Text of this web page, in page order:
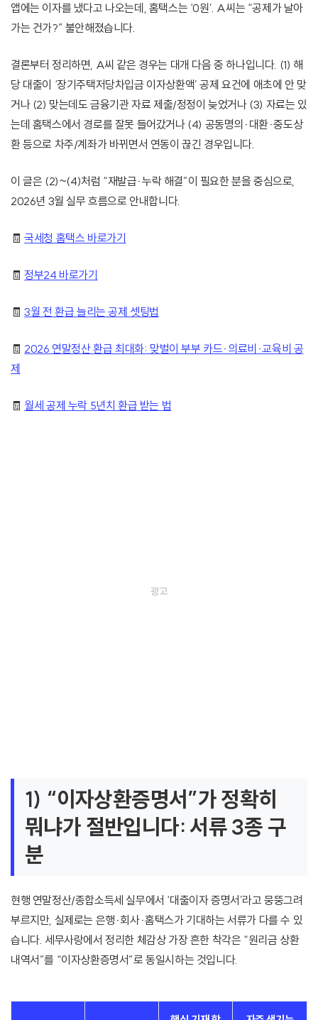
앱에는 이자를 냈다고 나오는데, 홈택스는 ‘0원’. A씨는 “공제가 날아
가는 건가?” 불안해졌습니다.
결론부터 정리하면, A씨 같은 경우는 대개 다음 중 하나입니다. (1) 해
당 대출이 ‘장기주택저당차입금 이자상환액’ 공제 요건에 애초에 안 맞
거나 (2) 맞는데도 금융기관 자료 제출/정정이 늦었거나 (3) 자료는 있
는데 홈택스에서 경로를 잘못 들어갔거나 (4) 공동명의·대환·중도상
환 등으로 차주/계좌가 바뀌면서 연동이 끊긴 경우입니다.
이 글은 (2)~(4)처럼 “재발급·누락 해결”이 필요한 분을 중심으로,
2026년 3월 실무 흐름으로 안내합니다.
🧾국세청 홈택스 바로가기
🧾정부24 바로가기
🧾3월 전 환급 늘리는 공제 셋팅법
🧾 2026 연말정산 환급 최대화: 맞벌이 부부 카드·의료비·교육비 공
제
🧾 월세 공제 누락 5년치 환급 받는 법
1) “이자상환증명서”가 정확히
뭐냐가 절반입니다: 서류 3종 구
분
현행 연말정산/종합소득세 실무에서 ‘대출이자 증명서’라고 뭉뚱그려
부르지만, 실제로는 은행·회사·홈택스가 기대하는 서류가 다를 수 있
습니다. 세무사랑에서 정리한 체감상 가장 흔한 착각은 “원리금 상환
내역서”를 “이자상환증명서”로 동일시하는 것입니다.